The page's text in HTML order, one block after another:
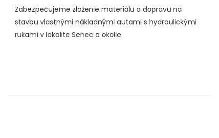
Zabezpečujeme zloženie materiálu a dopravu na
stavbu vlastnými nákladnými autami s hydraulickými
rukami v lokalite Senec a okolie.